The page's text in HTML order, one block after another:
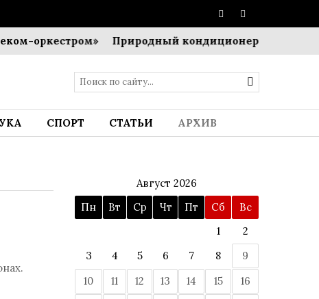
Природный кондиционер для мегаполиса:
СПОРТ СТАТЬИ АРХИВ
Август 2026
Пн
Вт Ср Чт Пт Сб
Вс
1
2
3
4 5 6 7 8
9
10
11 12 13 14 15
16